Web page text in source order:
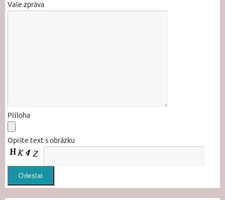
Vaše zpráva
Příloha
Opište text s obrázku